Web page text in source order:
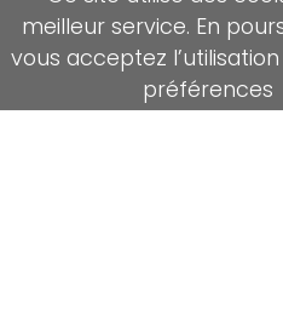
meilleur service. En
vous acceptez
préférences